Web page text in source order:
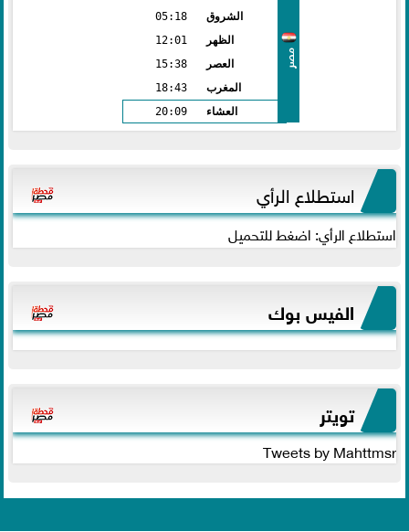
مصر
الشروق
05:18
الظهر
12:01
العصر
15:38
المغرب
18:43
العشاء
20:09
استطلاع الرأي
استطلاع الرأي: اضغط للتحميل
الفيس بوك
تويتر
Tweets by Mahttmsr